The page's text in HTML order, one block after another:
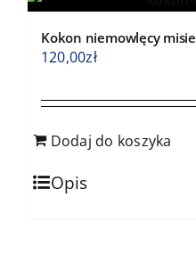
Kokon niemowlęcy
120,00zł
Dodaj do koszyka
Opis